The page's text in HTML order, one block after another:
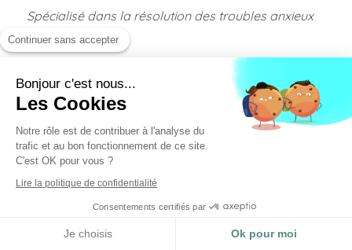
Spécialisé dans la résolution des troubles anxieux
par l'hypnose
Douleurs chroniques
Continuer sans accepter
Bonjour c'est nous...
Les Cookies
Notre rôle est de contribuer à l'analyse du
trafic et au bon fonctionnement de ce site.
C'est OK pour vous ?
Lire la politique de confidentialité
Consentements certifiés par
Je choisis Ok pour moi